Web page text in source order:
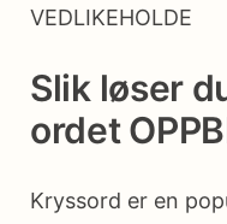
VEDLIKEHOLDE
Slik løser
ordet
Kryssord er en